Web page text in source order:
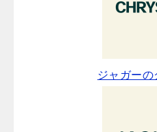
ジャガーの